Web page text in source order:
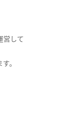
営して
。